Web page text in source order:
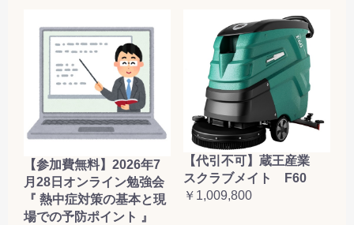
【参加費無料】2026年7
月28日オンライン勉強会
『 熱中症対策の基本と現
場での予防ポイント 』
【代引不可】蔵王産業
スクラブメイト F60
￥1,009,800